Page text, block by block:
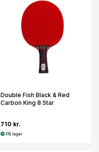
Double Fish Black & Red
Carbon King 8 Star
710 kr.
På lager